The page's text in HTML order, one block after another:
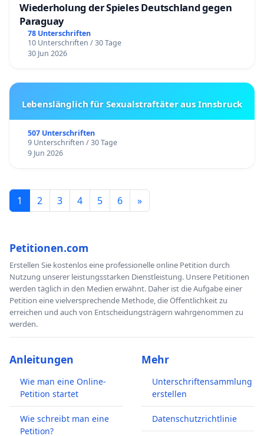
Wiederholung der Spieles Deutschland gegen
Paraguay
78 Unterschriften
10 Unterschriften / 30 Tage
30 Jun 2026
Lebenslänglich für Sexualstraftäter aus Innsbruck
507 Unterschriften
9 Unterschriften / 30 Tage
9 Jun 2026
1 2 3 4 5 6 »
Petitionen.com
Erstellen Sie kostenlos eine professionelle online Petition durch
Nutzung unserer leistungsstarken Dienstleistung. Unsere Petitionen
werden täglich in den Medien erwähnt. Daher ist die Aufgabe einer
Petition eine vielversprechende Methode, die Öffentlichkeit zu
erreichen und auch von Entscheidungsträgern wahrgenommen zu
werden.
Anleitungen
Wie man eine Online-
Petition startet
Wie schreibt man eine
Petition?
Mehr
Unterschriftensammlung
erstellen
Datenschutzrichtlinie